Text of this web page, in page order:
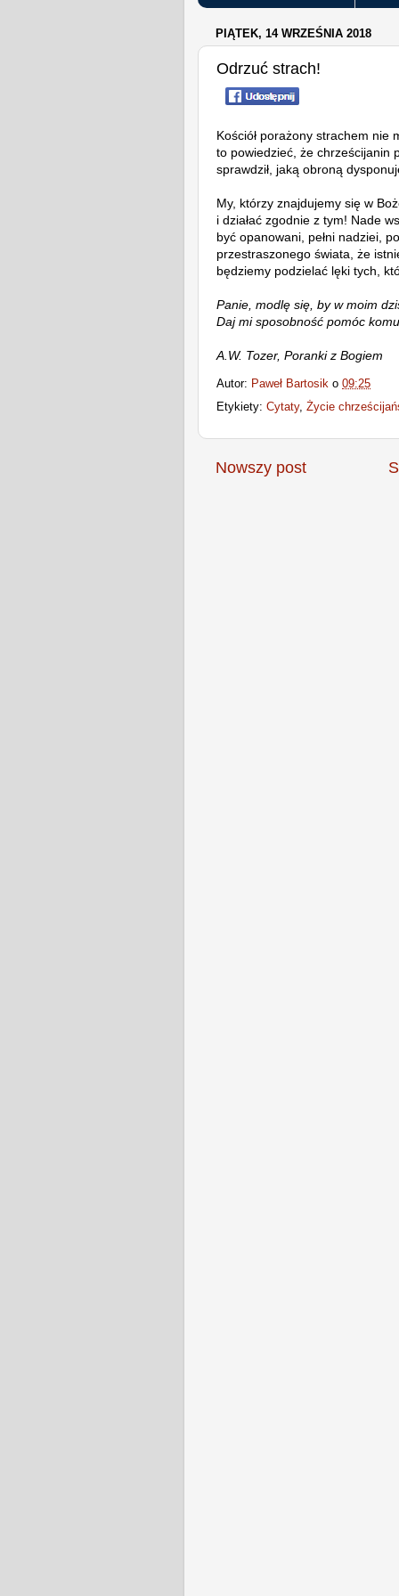
PIĄTEK, 14 WRZEŚNIA 2018
Odrzuć strach!
Kościół porażony strachem
to powiedzieć, że chrześcijanin
sprawdził, jaką obroną
My, którzy znajdujemy się w
i działać zgodnie z tym! Nade
być opanowani, pełni nadziei,
przestraszonego świata, że
będziemy podzielać lęki tych,
Panie, modlę się, by w moim
Daj mi sposobność pomóc
A.W. Tozer, Poranki z Bogiem
Autor: Paweł Bartosik o 09:25
Etykiety: Cytaty, Życie
Nowszy post